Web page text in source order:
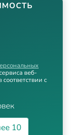
10
веб-
с